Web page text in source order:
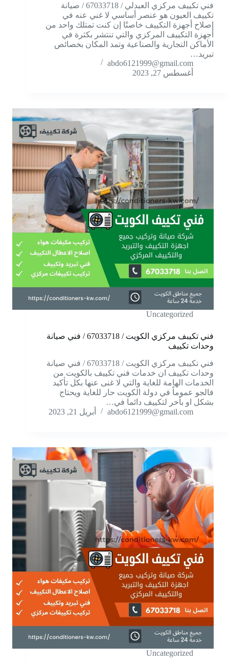
فني تكييف مركزي العبدلي / 67033718 / صيانة
تكييف العيون هو عنصر أساسي لا غني عنه في
إصلاح أجهزة التكييف خاصتًا إن كنت تمتلك واحد من
أجهزة التكييف المركزي والتي تنتشر بكثرة في
الأماكن التجارية والصناعية وتمد المكان بخصائص
تبريد…
abdo6121999@gmail.com
أغسطس 27, 2023
Uncategorized
فني تكيبف مركزي الكويت / 67033718 / فني صيانة
وحدات تكييف
فني تكيبف مركزي الكويت / 67033718 / فني صيانة
وحدات تكييف ان خدمات فني تكييف بالكويت من
الخدمات الهامة للغاية والتي لا غنى عنها بكل تأكيد
فالجو عموماً في دولة الكويت حار للغاية ويحتاج
بشكل او بأخر لتكييف دائما في…
abdo6121999@gmail.com
أبريل 21, 2023
Uncategorized